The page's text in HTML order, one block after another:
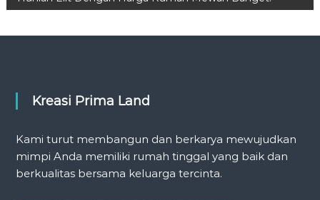
s
a
v
Kreasi Prima Land
Kami turut membangun dan berkarya mewujudkan
mimpi Anda memiliki rumah tinggal yang baik dan
berkualitas bersama keluarga tercinta.